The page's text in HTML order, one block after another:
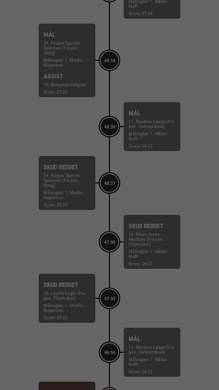
Målvogter: 1. Niklas
Kraft
Score: 27-24
49:18
MÅL
24. Kasper Sjursen
Syversen (Fra pos.
Streg)
Målvogter: 1. Marko
Roganovic
ASSIST
19. Benjamin Hallgren
Score: 27-23
48:39
MÅL
11. Rasmus Lauge (Fra
pos. Gennembrud)
Målvogter: 1. Niklas
Kraft
Score: 26-23
48:27
SKUD REDDET
24. Kasper Sjursen
Syversen (Fra pos.
Streg)
Målvogter: 1. Marko
Roganovic
Score: 26-22
47:50
SKUD REDDET
10. Mads Svane
Knudsen (Fra pos.
Playmaker)
Målvogter: 1. Niklas
Kraft
Score: 26-22
47:33
SKUD REDDET
15. Lauritz Legér (Fra
pos. Playmaker)
Målvogter: 1. Marko
Roganovic
Score: 26-22
46:56
MÅL
11. Rasmus Lauge (Fra
pos. Gennembrud)
Målvogter: 1. Niklas
Kraft
Score: 26-22